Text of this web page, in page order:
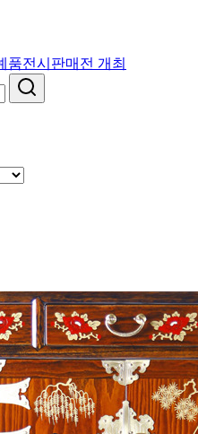
품전시판매전 개최